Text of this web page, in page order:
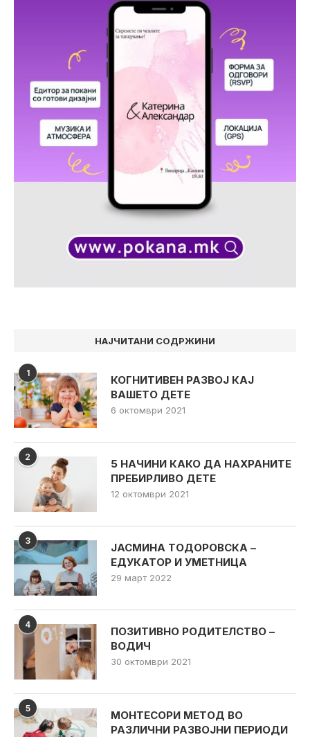
НАЈЧИТАНИ СОДРЖИНИ
1
КОГНИТИВЕН РАЗВОЈ КАЈ
ВАШЕТО ДЕТЕ
6 октомври 2021
2
5 НАЧИНИ КАКО ДА НАХРАНИТЕ
ПРЕБИРЛИВО ДЕТЕ
12 октомври 2021
3
ЈАСМИНА ТОДОРОВСКА –
ЕДУКАТОР И УМЕТНИЦА
29 март 2022
4
ПОЗИТИВНО РОДИТЕЛСТВО –
ВОДИЧ
30 октомври 2021
5
МОНТЕСОРИ МЕТОД ВО
РАЗЛИЧНИ РАЗВОЈНИ ПЕРИОДИ